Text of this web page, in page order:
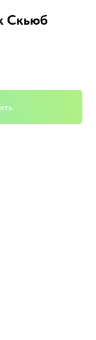
Скьюб